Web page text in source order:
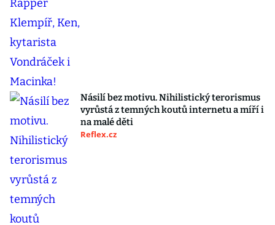
Násilí bez motivu. Nihilistický terorismus
vyrůstá z temných koutů internetu a míří i
na malé děti
Reflex.cz